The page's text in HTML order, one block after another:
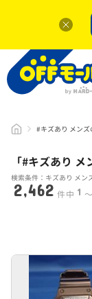
#キズあり メン
「#キズあり メ
検索条件：キズあり メン
2,462 件中 1 〜